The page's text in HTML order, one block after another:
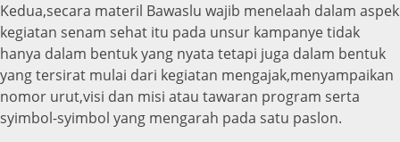
Kedua,secara materil Bawaslu wajib menelaah dalam aspek
kegiatan senam sehat itu pada unsur kampanye tidak
hanya dalam bentuk yang nyata tetapi juga dalam bentuk
yang tersirat mulai dari kegiatan mengajak,menyampaikan
nomor urut,visi dan misi atau tawaran program serta
syimbol-syimbol yang mengarah pada satu paslon.